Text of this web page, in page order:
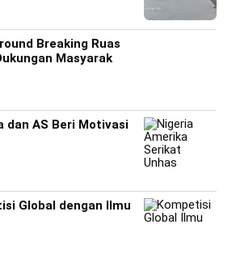
Breaking Ruas
Masyarak
dan AS Beri Motivasi
Global dengan Ilmu